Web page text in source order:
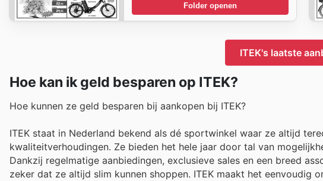
Folder openen
ITEK's laatste
Hoe kan ik geld besparen op ITEK?
Hoe kunnen ze geld besparen bij aankopen bij ITEK?
ITEK staat in Nederland bekend als dé sportwinkel waar ze altijd
kwaliteitverhoudingen. Ze bieden het hele jaar door tal van
Dankzij regelmatige aanbiedingen, exclusieve sales en een breed
zeker dat ze altijd slim kunnen shoppen. ITEK maakt het eenvoudig